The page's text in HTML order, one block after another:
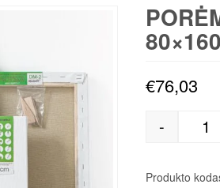
80×160
€76,03
-
Produkto